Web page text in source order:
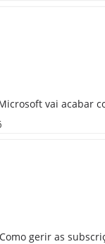
vai acabar
gerir as